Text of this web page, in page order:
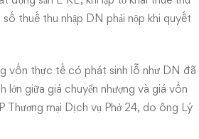
thuế thu nhập DN phải nộp khi quyết
vốn thực tế có phát sinh lỗ như DN đã
giữa giá chuyển nhượng và giá vốn
Thương mại Dịch vụ Phở 24, do ông Lý